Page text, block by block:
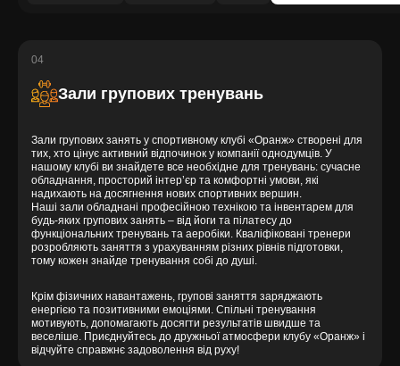
04
Зали групових тренувань
Зали групових занять у спортивному клубі «Оранж» створені для
тих, хто цінує активний відпочинок у компанії однодумців. У
нашому клубі ви знайдете все необхідне для тренувань: сучасне
обладнання, просторий інтер’єр та комфортні умови, які
надихають на досягнення нових спортивних вершин.
Наші зали обладнані професійною технікою та інвентарем для
будь-яких групових занять – від йоги та пілатесу до
функціональних тренувань та аеробіки. Кваліфіковані тренери
розробляють заняття з урахуванням різних рівнів підготовки,
тому кожен знайде тренування собі до душі.
Крім фізичних навантажень, групові заняття заряджають
енергією та позитивними емоціями. Спільні тренування
мотивують, допомагають досягти результатів швидше та
веселіше. Приєднуйтесь до дружньої атмосфери клубу «Оранж» і
відчуйте справжнє задоволення від руху!